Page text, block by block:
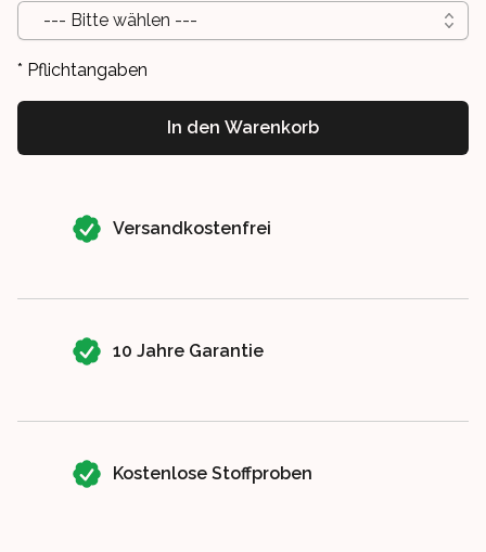
--- Bitte wählen ---
* Pflichtangaben
In den Warenkorb
Versandkostenfrei
10 Jahre Garantie
Kostenlose Stoffproben